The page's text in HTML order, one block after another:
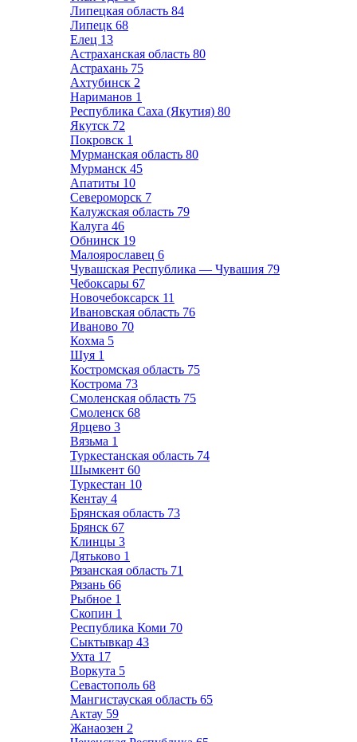
Липецкая область 84
Липецк 68
Елец 13
Астраханская область 80
Астрахань 75
Ахтубинск 2
Нариманов 1
Республика Саха (Якутия) 80
Якутск 72
Покровск 1
Мурманская область 80
Мурманск 45
Апатиты 10
Североморск 7
Калужская область 79
Калуга 46
Обнинск 19
Малоярославец 6
Чувашская Республика — Чувашия 79
Чебоксары 67
Новочебоксарск 11
Ивановская область 76
Иваново 70
Кохма 5
Шуя 1
Костромская область 75
Кострома 73
Смоленская область 75
Смоленск 68
Ярцево 3
Вязьма 1
Туркестанская область 74
Шымкент 60
Туркестан 10
Кентау 4
Брянская область 73
Брянск 67
Клинцы 3
Дятьково 1
Рязанская область 71
Рязань 66
Рыбное 1
Скопин 1
Республика Коми 70
Сыктывкар 43
Ухта 17
Воркута 5
Севастополь 68
Мангистауская область 65
Актау 59
Жанаозен 2